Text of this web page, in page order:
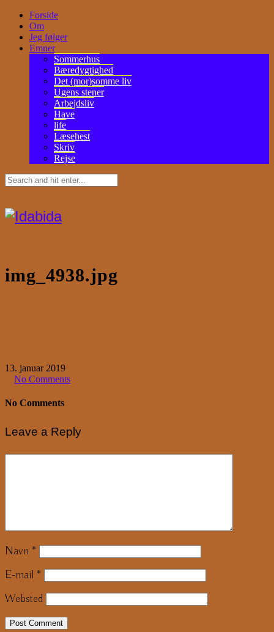
Forside
Om
Jeg følger
Emner
Sommerhus
Bæredygtighed
Det (mor)somme liv
Ugens stener
Arbejdsliv
Have
life
Læsehest
Skriv
Rejse
img_4938.jpg
13. januar 2019
No Comments
No Comments
Leave a Reply
Navn *
E-mail *
Websted